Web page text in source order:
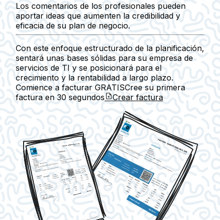
Los comentarios de los profesionales pueden
aportar ideas que aumenten la credibilidad y
eficacia de su plan de negocio.
Con este enfoque estructurado de la planificación,
sentará unas bases sólidas para su empresa de
servicios de TI y se posicionará para el
crecimiento y la rentabilidad a largo plazo.
Comience a facturar GRATISCree su primera
factura en 30 segundos Crear factura